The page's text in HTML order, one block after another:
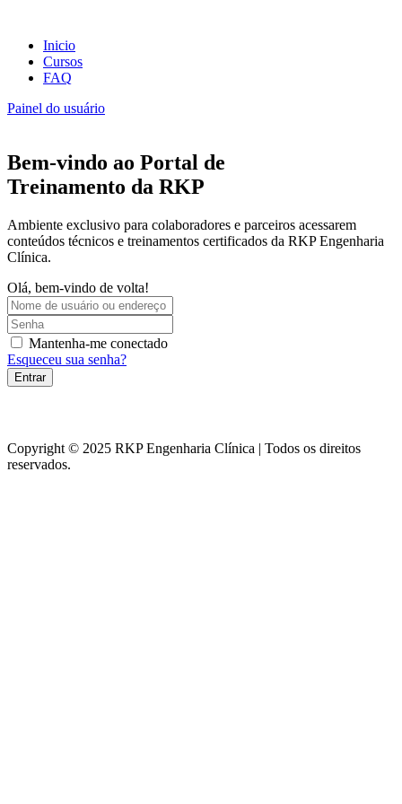
Inicio
Cursos
FAQ
Painel do usuário
Bem-vindo ao Portal de
Treinamento da RKP
Ambiente exclusivo para colaboradores e parceiros acessarem
conteúdos técnicos e treinamentos certificados da RKP Engenharia
Clínica.
Olá, bem-vindo de volta!
Mantenha-me conectado
Esqueceu sua senha?
Entrar
Copyright © 2025 RKP Engenharia Clínica | Todos os direitos
reservados.